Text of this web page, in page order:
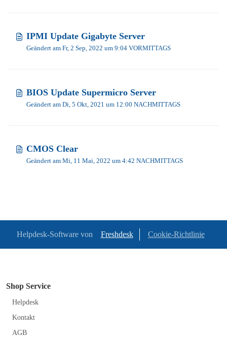
IPMI Update Gigabyte Server
Geändert am Fr, 2 Sep, 2022 um 9:04 VORMITTAGS
BIOS Update Supermicro Server
Geändert am Di, 5 Okt, 2021 um 12:00 NACHMITTAGS
CMOS Clear
Geändert am Mi, 11 Mai, 2022 um 4:42 NACHMITTAGS
Helpdesk-Software von Freshdesk Cookie-Richtlinie
Shop Service
Helpdesk
Kontakt
AGB